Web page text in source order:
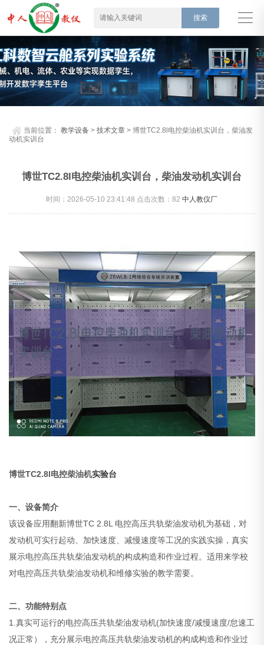
当前位置：教学设备 >技术文章 > 博世TC2.8l电控柴油机实训台，柴油发
动机实训台
博世TC2.8l电控柴油机实训台，柴油发动机实训台
时间：2026-05-10 23:41:48 点击次数：82中人教仪厂
博世TC2.8l电控柴油机实验台
一、设备简介
该设备应用翻新博世TC 2.8L 电控高压共轨柴油发动机为基础，对
发动机可实行起动、加快速度、减慢速度等工况的实践实操，真实
展示电控高压共轨柴油发动机的构成构造和作业过程。适用来学校
对电控高压共轨柴油发动机和维修实验的教学需要。
二、功能特别点
1.真实可运行的电控高压共轨柴油发动机(加快速度/减慢速度/怠速工
况正常），充分展示电控高压共轨柴油发动机的构成构造和作业过